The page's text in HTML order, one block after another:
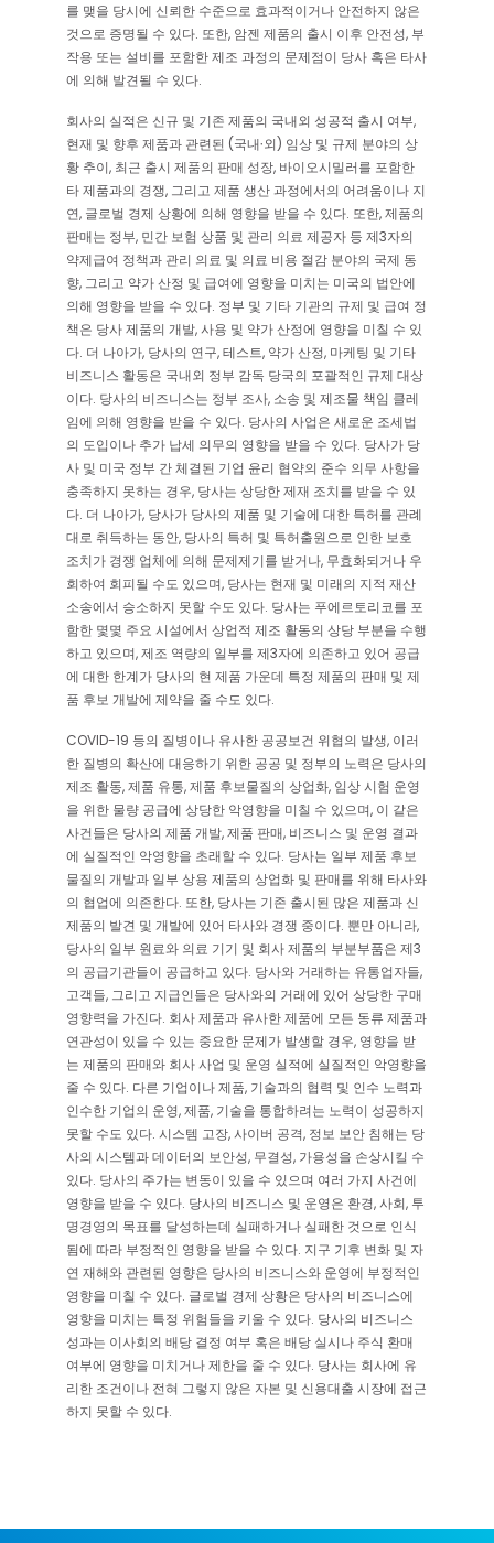
를 맺을 당시에 신뢰한 수준으로 효과적이거나 안전하지 않은
것으로 증명될 수 있다. 또한, 암젠 제품의 출시 이후 안전성, 부
작용 또는 설비를 포함한 제조 과정의 문제점이 당사 혹은 타사
에 의해 발견될 수 있다.
회사의 실적은 신규 및 기존 제품의 국내외 성공적 출시 여부,
현재 및 향후 제품과 관련된 (국내∙외) 임상 및 규제 분야의 상
황 추이, 최근 출시 제품의 판매 성장, 바이오시밀러를 포함한
타 제품과의 경쟁, 그리고 제품 생산 과정에서의 어려움이나 지
연, 글로벌 경제 상황에 의해 영향을 받을 수 있다. 또한, 제품의
판매는 정부, 민간 보험 상품 및 관리 의료 제공자 등 제3자의
약제급여 정책과 관리 의료 및 의료 비용 절감 분야의 국제 동
향, 그리고 약가 산정 및 급여에 영향을 미치는 미국의 법안에
의해 영향을 받을 수 있다. 정부 및 기타 기관의 규제 및 급여 정
책은 당사 제품의 개발, 사용 및 약가 산정에 영향을 미칠 수 있
다. 더 나아가, 당사의 연구, 테스트, 약가 산정, 마케팅 및 기타
비즈니스 활동은 국내외 정부 감독 당국의 포괄적인 규제 대상
이다. 당사의 비즈니스는 정부 조사, 소송 및 제조물 책임 클레
임에 의해 영향을 받을 수 있다. 당사의 사업은 새로운 조세법
의 도입이나 추가 납세 의무의 영향을 받을 수 있다. 당사가 당
사 및 미국 정부 간 체결된 기업 윤리 협약의 준수 의무 사항을
충족하지 못하는 경우, 당사는 상당한 제재 조치를 받을 수 있
다. 더 나아가, 당사가 당사의 제품 및 기술에 대한 특허를 관례
대로 취득하는 동안, 당사의 특허 및 특허출원으로 인한 보호
조치가 경쟁 업체에 의해 문제제기를 받거나, 무효화되거나 우
회하여 회피될 수도 있으며, 당사는 현재 및 미래의 지적 재산
소송에서 승소하지 못할 수도 있다. 당사는 푸에르토리코를 포
함한 몇몇 주요 시설에서 상업적 제조 활동의 상당 부분을 수행
하고 있으며, 제조 역량의 일부를 제3자에 의존하고 있어 공급
에 대한 한계가 당사의 현 제품 가운데 특정 제품의 판매 및 제
품 후보 개발에 제약을 줄 수도 있다.
COVID-19 등의 질병이나 유사한 공공보건 위협의 발생, 이러
한 질병의 확산에 대응하기 위한 공공 및 정부의 노력은 당사의
제조 활동, 제품 유통, 제품 후보물질의 상업화, 임상 시험 운영
을 위한 물량 공급에 상당한 악영향을 미칠 수 있으며, 이 같은
사건들은 당사의 제품 개발, 제품 판매, 비즈니스 및 운영 결과
에 실질적인 악영향을 초래할 수 있다. 당사는 일부 제품 후보
물질의 개발과 일부 상용 제품의 상업화 및 판매를 위해 타사와
의 협업에 의존한다. 또한, 당사는 기존 출시된 많은 제품과 신
제품의 발견 및 개발에 있어 타사와 경쟁 중이다. 뿐만 아니라,
당사의 일부 원료와 의료 기기 및 회사 제품의 부분부품은 제3
의 공급기관들이 공급하고 있다. 당사와 거래하는 유통업자들,
고객들, 그리고 지급인들은 당사와의 거래에 있어 상당한 구매
영향력을 가진다. 회사 제품과 유사한 제품에 모든 동류 제품과
연관성이 있을 수 있는 중요한 문제가 발생할 경우, 영향을 받
는 제품의 판매와 회사 사업 및 운영 실적에 실질적인 악영향을
줄 수 있다. 다른 기업이나 제품, 기술과의 협력 및 인수 노력과
인수한 기업의 운영, 제품, 기술을 통합하려는 노력이 성공하지
못할 수도 있다. 시스템 고장, 사이버 공격, 정보 보안 침해는 당
사의 시스템과 데이터의 보안성, 무결성, 가용성을 손상시킬 수
있다. 당사의 주가는 변동이 있을 수 있으며 여러 가지 사건에
영향을 받을 수 있다. 당사의 비즈니스 및 운영은 환경, 사회, 투
명경영의 목표를 달성하는데 실패하거나 실패한 것으로 인식
됨에 따라 부정적인 영향을 받을 수 있다. 지구 기후 변화 및 자
연 재해와 관련된 영향은 당사의 비즈니스와 운영에 부정적인
영향을 미칠 수 있다. 글로벌 경제 상황은 당사의 비즈니스에
영향을 미치는 특정 위험들을 키울 수 있다. 당사의 비즈니스
성과는 이사회의 배당 결정 여부 혹은 배당 실시나 주식 환매
여부에 영향을 미치거나 제한을 줄 수 있다. 당사는 회사에 유
리한 조건이나 전혀 그렇지 않은 자본 및 신용대출 시장에 접근
하지 못할 수 있다.